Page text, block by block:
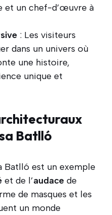
et un chef-d’œuvre à
: Les visiteurs
dans un univers où
une histoire,
unique et
Batlló
Batlló est un exemple
et de l’audace de
de masques et les
un monde